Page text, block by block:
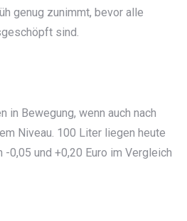
genug zunimmt, bevor alle
sind.
in Bewegung, wenn auch nach
Niveau. 100 Liter liegen heute
0,05 und +0,20 Euro im Vergleich